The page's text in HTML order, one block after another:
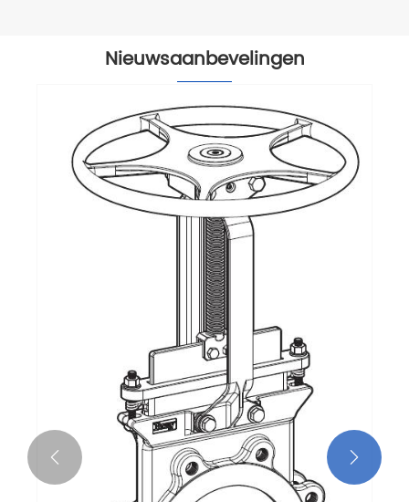
Nieuwsaanbevelingen
Hoe u de meest geschikte klep kiest op
basis van uw behoeften
Bekijk meer >>
 